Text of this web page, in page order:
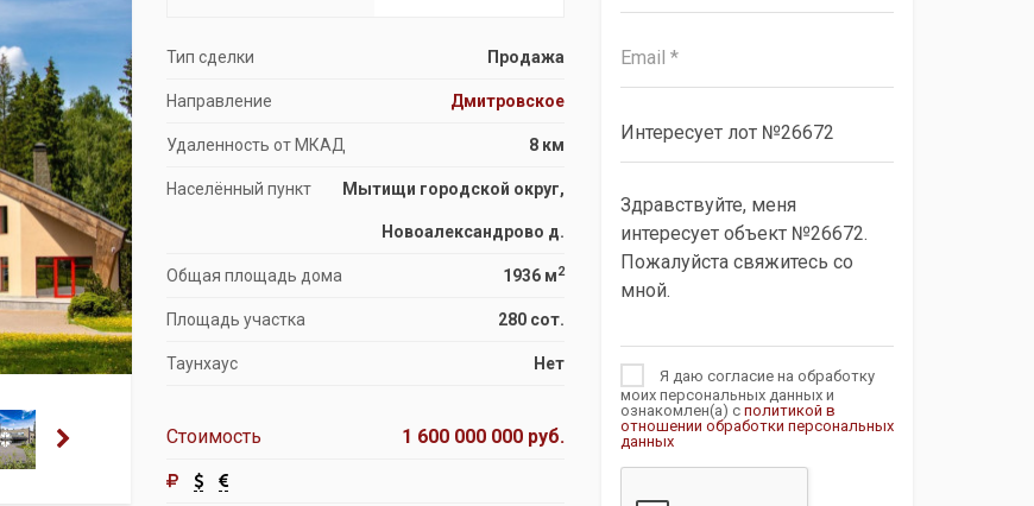
Продажа особняков
Помещения свободного назначения
Тип сделки Продажа
Направление Дмитровское
Удаленность от МКАД 8 км
Населённый пункт Мытищи городской округ,
Новоалександрово д.
Общая площадь дома 1936 м2
Площадь участка 280 сот.
Таунхаус Нет
Стоимость 1 600 000 000 руб.
Я даю согласие на обработку
моих персональных данных и
ознакомлен(а) с политикой в
отношении обработки персональных
данных